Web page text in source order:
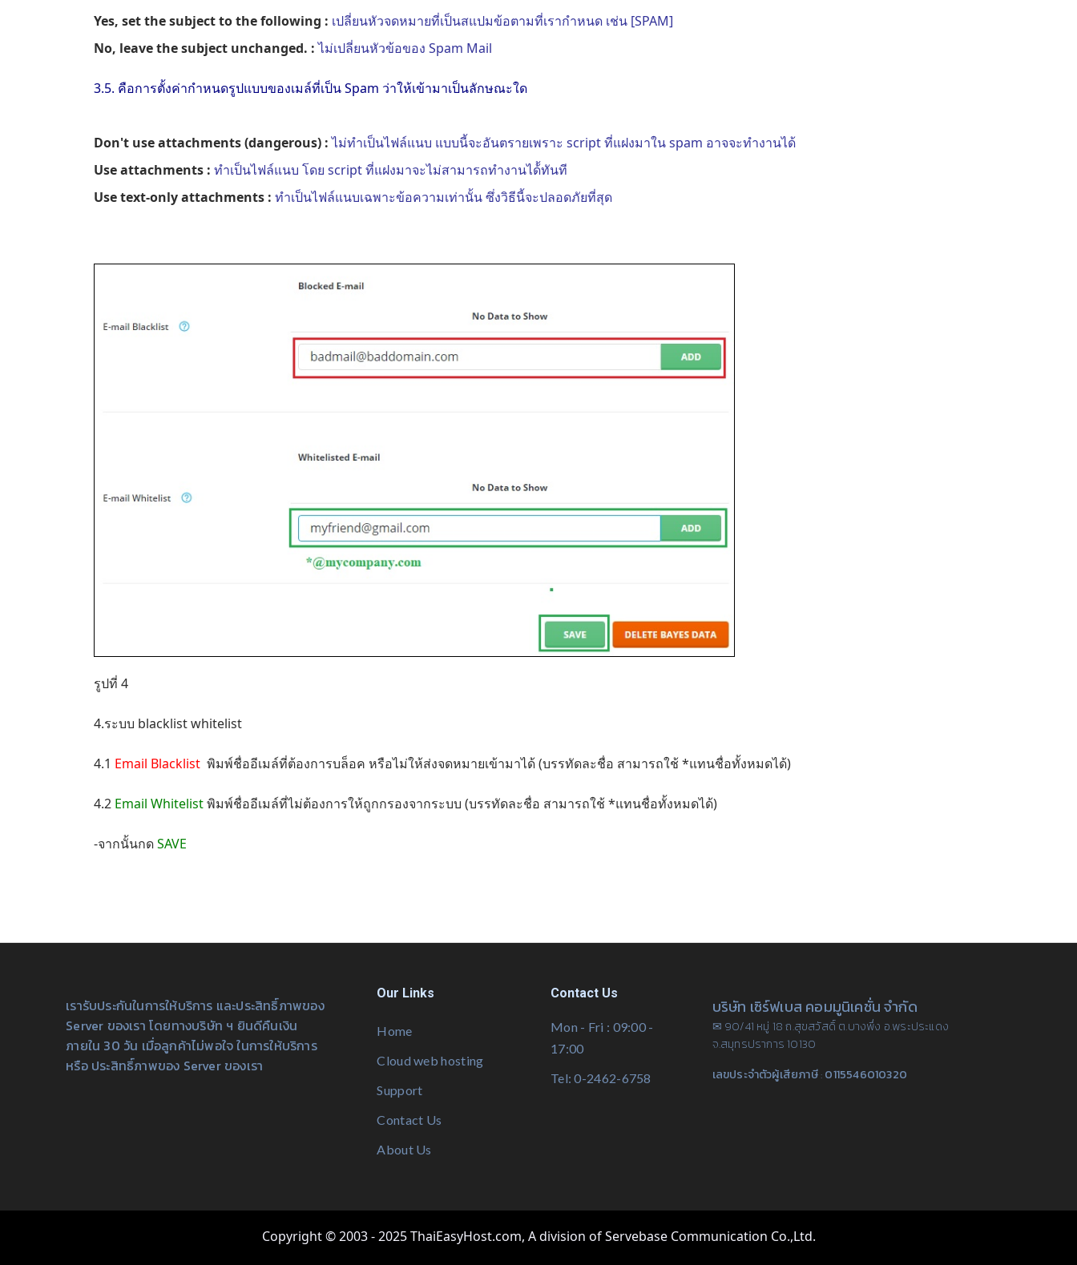
Yes, set the subject to the following : เปลี่ยนหัวจดหมายที่เป็นสแปมข้อตามที่เรากำหนด เช่น [SPAM]
No, leave the subject unchanged. : ไม่เปลี่ยนหัวข้อของ Spam Mail
3.5. คือการตั้งค่ากำหนดรูปแบบของเมล์ที่เป็น Spam ว่าให้เข้ามาเป็นลักษณะใด
Don't use attachments (dangerous) : ไม่ทำเป็นไฟล์แนบ แบบนี้จะอันตรายเพราะ script ที่แฝงมาใน spam อาจจะทำงานได้
Use attachments : ทำเป็นไฟล์แนบ โดย script ที่แฝงมาจะไม่สามารถทำงานได้้ทันที
Use text-only attachments : ทำเป็นไฟล์แนบเฉพาะข้อความเท่านั้น ซึ่งวิธีนี้จะปลอดภัยที่สุด
รูปที่ 4
4.ระบบ blacklist whitelist
4.1 Email Blacklist พิมพ์ชื่ออีเมล์ที่ต้องการบล็อค หรือไม่ให้ส่งจดหมายเข้ามาได้ (บรรทัดละชื่อ สามารถใช้ *แทนชื่อทั้งหมดได้)
4.2 Email Whitelistพิมพ์ชื่ออีเมล์ที่ไม่ต้องการให้ถูกกรองจากระบบ (บรรทัดละชื่อ สามารถใช้ *แทนชื่อทั้งหมดได้)
-จากนั้นกดSAVE
เรารับประกันในการให้บริการ และประสิทธิ์ภาพของ
Server ของเรา โดยทางบริษัท ฯ ยินดีคืนเงิน
ภายใน 30 วัน เมื่อลูกค้าไม่พอใจ ในการให้บริการ
หรือ ประสิทธิ์ภาพของ Server ของเรา
Our Links
Home
Cloud web hosting
Support
Contact Us
About Us
Contact Us
Mon - Fri : 09:00 -
17:00
Tel: 0-2462-6758
บริษัท เซิร์ฟเบส คอมมูนิเคชั่น จำกัด
✉ 90/41 หมู่ 18 ถ.สุขสวัสดิ์ ต.บางพึ่ง อ.พระประแดง
จ.สมุทรปราการ 10130
เลขประจำตัวผู้เสียภาษี:0115546010320
Copyright © 2003 - 2025 ThaiEasyHost.com, A division of Servebase Communication Co.,Ltd.